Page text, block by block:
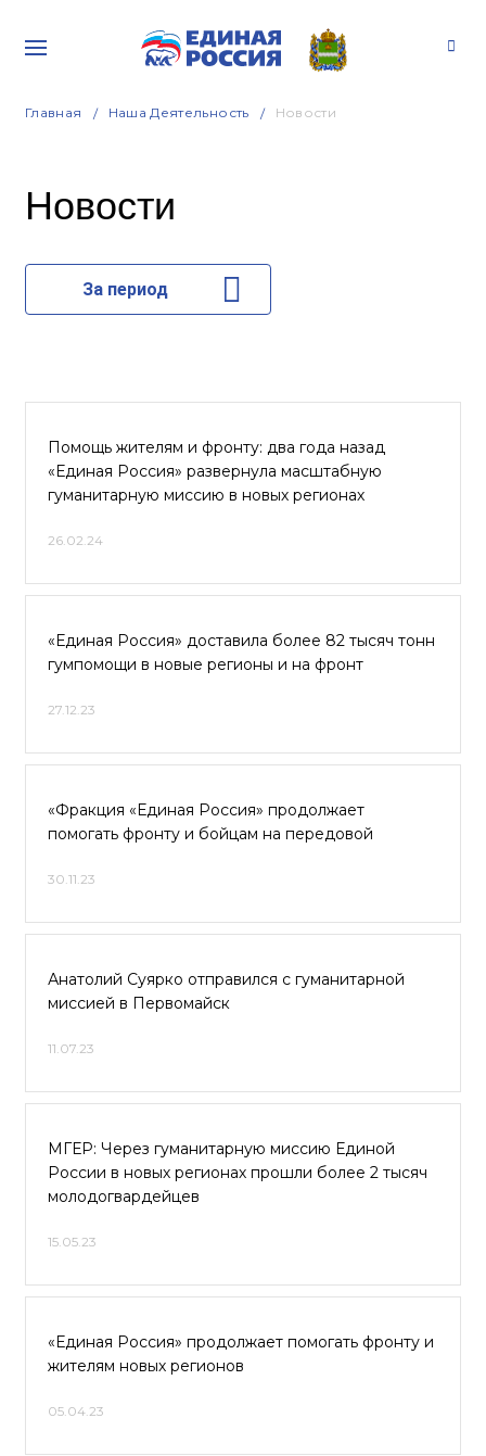
Главная Наша Деятельность Новости
Новости
За период
Помощь жителям и фронту: два года назад
«Единая Россия» развернула масштабную
гуманитарную миссию в новых регионах
26.02.24
«Единая Россия» доставила более 82 тысяч тонн
гумпомощи в новые регионы и на фронт
27.12.23
«Фракция «Единая Россия» продолжает
помогать фронту и бойцам на передовой
30.11.23
Анатолий Суярко отправился с гуманитарной
миссией в Первомайск
11.07.23
МГЕР: Через гуманитарную миссию Единой
России в новых регионах прошли более 2 тысяч
молодогвардейцев
15.05.23
«Единая Россия» продолжает помогать фронту и
жителям новых регионов
05.04.23